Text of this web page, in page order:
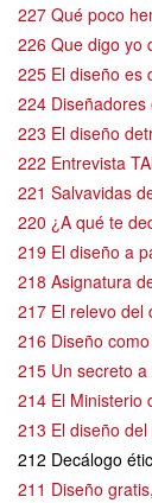
227 Qué poco
226 Que digo yo
225 El diseño es
224 Diseñadores
223 El diseño
222 Entrevista
221 Salvavidas
220 ¿A qué te
219 El diseño a
218 Asignatura
217 El relevo del
216 Diseño
215 Un secreto a
214 El Ministerio
213 El diseño
212 Decálogo
211 Diseño